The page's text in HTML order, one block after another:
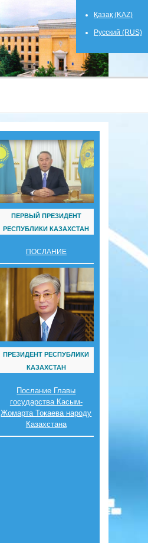
Қазақ (KAZ)
Русский (RUS)
ПЕРВЫЙ ПРЕЗИДЕНТ
РЕСПУБЛИКИ КАЗАХСТАН
ПОСЛАНИЕ
ПРЕЗИДЕНТ РЕСПУБЛИКИ
КАЗАХСТАН
Послание Главы
государства Касым-
Жомарта Токаева народу
Казахстана